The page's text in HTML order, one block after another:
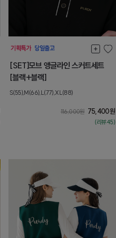
[SET]모브 앵글라인 스커트세트
[블랙+블랙]
S(55),M(66),L(77),XL(88)
116,000원 75,400원
(리뷰:45)